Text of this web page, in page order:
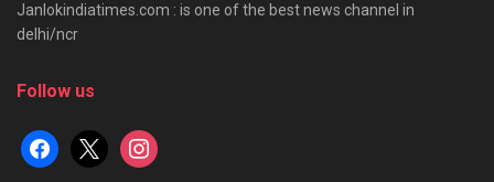
Janlokindiatimes.com : is one of the best news channel in
delhi/ncr
Follow us
facebook
x instagram